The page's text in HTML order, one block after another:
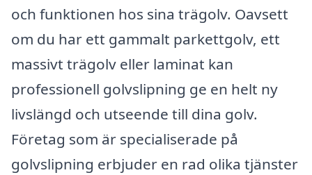
och funktionen hos sina trägolv. Oavsett
om du har ett gammalt parkettgolv, ett
massivt trägolv eller laminat kan
professionell golvslipning ge en helt ny
livslängd och utseende till dina golv.
Företag som är specialiserade på
golvslipning erbjuder en rad olika tjänster